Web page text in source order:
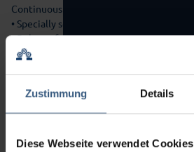
Zustimmung Details
Diese Webseite verwendet Cookies
Continuous checkweigher:
• Specially set up for aerosol cans/bottles
• Belt run from right to left
• Load cell SW-D-FS
• Capacity max. 100 weighings/min
• e=d 0.05 g
• Various interfaces (Ethernet, USB, CAN,